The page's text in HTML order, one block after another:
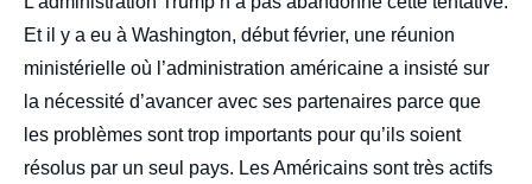
Et il y a eu à Washington, début février, une réunion
ministérielle où l’administration américaine a insisté sur
la nécessité d’avancer avec ses partenaires parce que
les problèmes sont trop importants pour qu’ils soient
résolus par un seul pays. Les Américains sont très actifs